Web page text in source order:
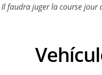
juger la course jour